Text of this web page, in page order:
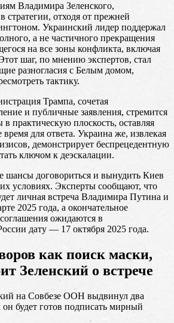
Владимира Зеленского,
стратегии, отходя от прежней
Украинский лидер поддержал
а не частичного прекращения
на все зоны конфликта, включая
шаг, по мнению экспертов, стал
разногласия с Белым домом,
тактику.
Трампа, сочетая
и публичные заявления, стремится
в практическую плоскость, оставляя
для ответа. Украина же, извлекая
демонстрирует беспрецедентную
ключом к деэскалации.
шансы договориться и вынудить Киев
условиях. Эксперты сообщают, что
личная встреча Владимира Путина и
2025 года, а окончательное
ожидаются в
дату — 17 октября 2025 года.
как поиск маски,
Зеленский о встрече
на Совбезе ООН выдвинул два
будет готов подписать мирный